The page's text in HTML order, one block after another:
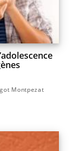
Montpezat